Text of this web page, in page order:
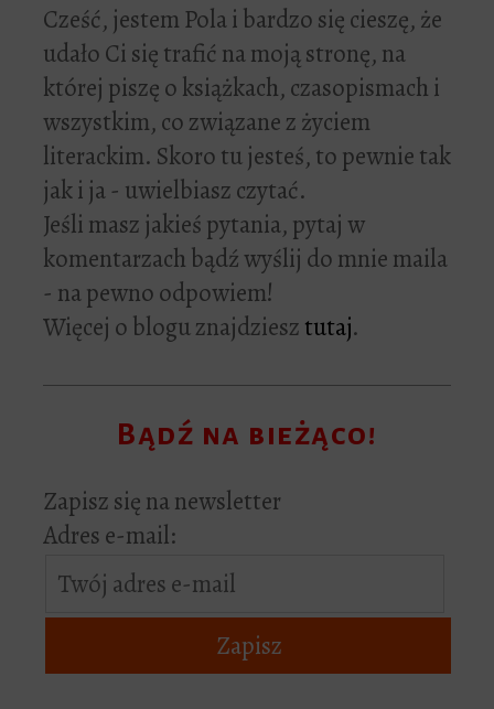
Cześć, jestem Pola i bardzo się cieszę, że
udało Ci się trafić na moją stronę, na
której piszę o książkach, czasopismach i
wszystkim, co związane z życiem
literackim. Skoro tu jesteś, to pewnie tak
jak i ja - uwielbiasz czytać.
Jeśli masz jakieś pytania, pytaj w
komentarzach bądź wyślij do mnie maila
- na pewno odpowiem!
Więcej o blogu znajdziesztutaj.
Bądź na bieżąco!
Zapisz się na newsletter
Adres e-mail: